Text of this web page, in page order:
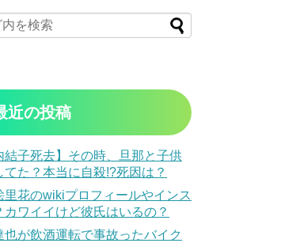
近の投稿
結子死去】その時、旦那と子供
てた？本当に自殺!?死因は？
里花のwikiプロフィールやインス
カワイイけど彼氏はいるの？
也が飲酒運転で事故ったバイク